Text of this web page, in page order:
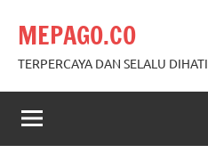
content
MEPAGO.CO
TERPERCAYA DAN SELALU DIHATI